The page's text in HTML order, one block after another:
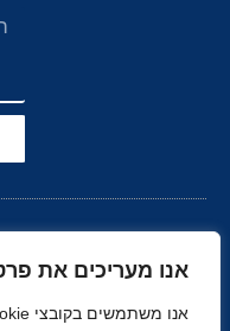
אנו מעריכים את